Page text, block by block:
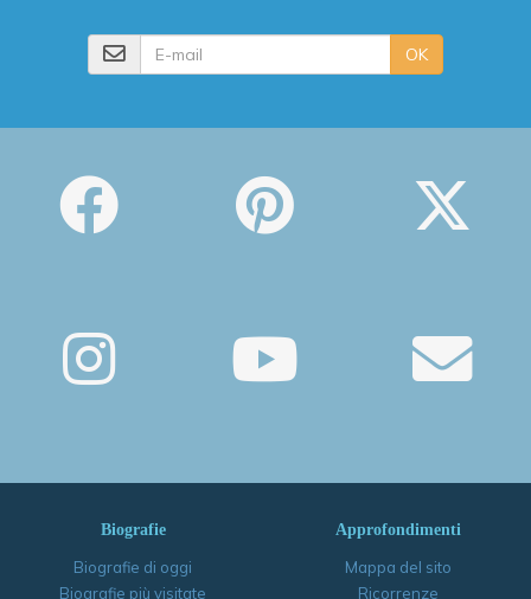
OK
Biografie
Biografie di oggi
Biografie più visitate
Approfondimenti
Mappa del sito
Ricorrenze